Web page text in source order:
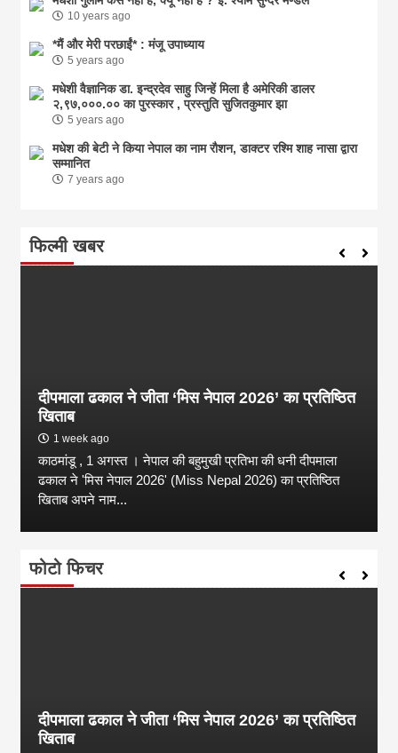
10 years ago
*मैं और मेरी परछाईं* : मंजू उपाध्याय
5 years ago
मधेशी वैज्ञानिक डा. इन्द्रदेव साहु जिन्हें मिला है अमेरिकी डालर
२,९७,०००.०० का पुरस्कार , प्रस्तुति सुजितकुमार झा
5 years ago
मधेश की बेटी ने किया नेपाल का नाम राैशन, डाक्टर रश्मि शाह नासा द्वारा
सम्मानित
7 years ago
फिल्मी खबर
दीपमाला ढकाल ने जीता ‘मिस नेपाल 2026’ का प्रतिष्ठित
खिताब
1 week ago
काठमांडू , 1 अगस्त । नेपाल की बहुमुखी प्रतिभा की धनी दीपमाला
ढकाल ने 'मिस नेपाल 2026' (Miss Nepal 2026) का प्रतिष्ठित
खिताब अपने नाम...
फोटो फिचर
दीपमाला ढकाल ने जीता ‘मिस नेपाल 2026’ का प्रतिष्ठित
खिताब